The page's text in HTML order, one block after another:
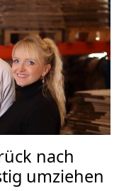
nach
umziehen